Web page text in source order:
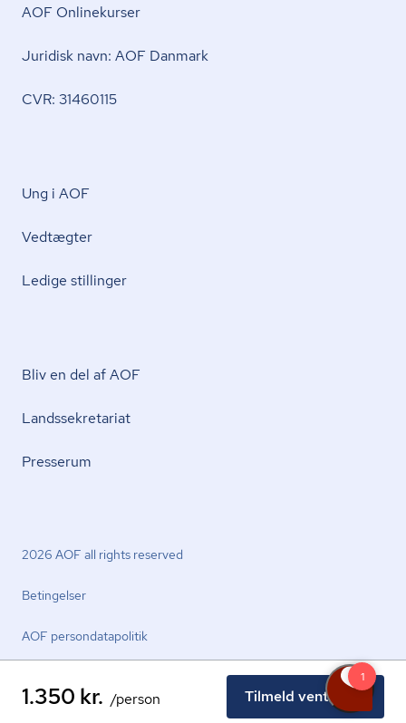
1.350 kr. /person Tilmeld venteliste
AOF Onlinekurser
Juridisk navn: AOF Danmark
CVR: 31460115
Ung i AOF
Vedtægter
Ledige stillinger
Bliv en del af AOF
Lands­se­kre­ta­ri­at
Presserum
2026 AOF all rights reserved
Betingelser
AOF per­son­da­ta­po­li­tik
facebook.comyoutube.comlinkedin.com instagram.com